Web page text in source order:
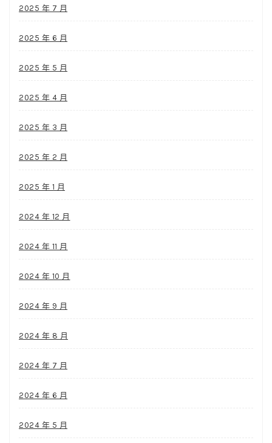
2025 年 7 月
2025 年 6 月
2025 年 5 月
2025 年 4 月
2025 年 3 月
2025 年 2 月
2025 年 1 月
2024 年 12 月
2024 年 11 月
2024 年 10 月
2024 年 9 月
2024 年 8 月
2024 年 7 月
2024 年 6 月
2024 年 5 月